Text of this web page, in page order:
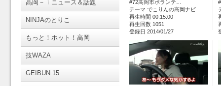
高岡－ｉニュース＆話題
NINJAのとりこ
もっと！ホット！高岡
技WAZA
GEIBUN 15
#72高岡市ボランテ…
テーマ でこりんの高岡ナビ
再生時間 00:15:00
再生回数 1051
登録日 2014/01/27